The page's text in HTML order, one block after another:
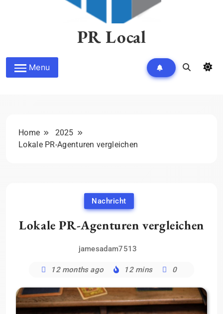
PR Local
Menu
Home
2025
Lokale PR-Agenturen vergleichen
Nachricht
Lokale PR-Agenturen vergleichen
jamesadam7513
12 months ago 12 mins 0